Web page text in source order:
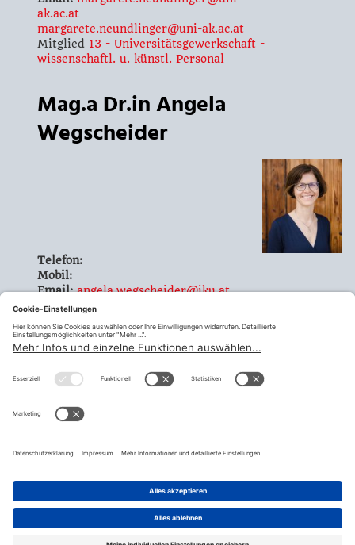
ak.ac.at
margarete.neundlinger@uni-ak.ac.at
Mitglied 13 - Universitätsgewerkschaft -
wissenschaftl. u. künstl. Personal
Mag.a Dr.in Angela
Wegscheider
Telefon:
Mobil:
Email: angela.wegscheider@jku.at
Mitglied13 - Universitätsgewerkschaft -
wissenschaftliches und künstlerisches
VorsitzendeLandesvertretung 13
MitgliedLandesfrauenausschuss
© Fraktion Sozialdemokratischer Gewerkschafter:innen |
Impressum|Datenschutzerklärung|
Datenschutzeinstellugen